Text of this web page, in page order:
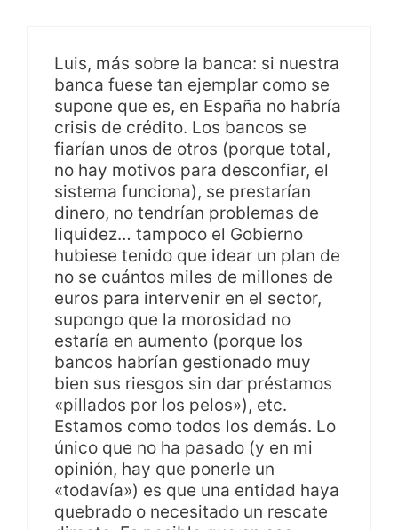
Luis, más sobre la banca: si nuestra
banca fuese tan ejemplar como se
supone que es, en España no habría
crisis de crédito. Los bancos se
fiarían unos de otros (porque total,
no hay motivos para desconfiar, el
sistema funciona), se prestarían
dinero, no tendrían problemas de
liquidez… tampoco el Gobierno
hubiese tenido que idear un plan de
no se cuántos miles de millones de
euros para intervenir en el sector,
supongo que la morosidad no
estaría en aumento (porque los
bancos habrían gestionado muy
bien sus riesgos sin dar préstamos
«pillados por los pelos»), etc.
Estamos como todos los demás. Lo
único que no ha pasado (y en mi
opinión, hay que ponerle un
«todavía») es que una entidad haya
quebrado o necesitado un rescate